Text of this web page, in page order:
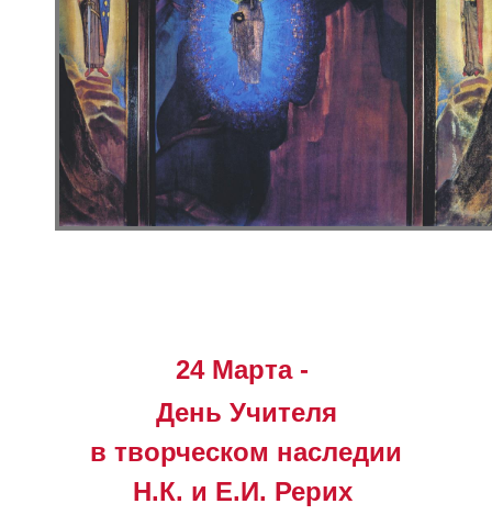
24 Марта -
День Учителя
в творческом наследии
Н.К. и Е.И. Рерих